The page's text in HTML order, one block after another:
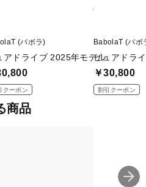
(バボラ)
アドライブ 2025年モデル
クーポン
BabolaT (バボ
ピュアドラ
￥30,800
割引クーポン
商品